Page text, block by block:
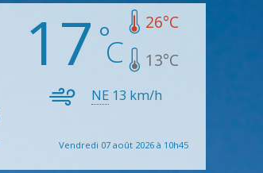
17 26°C
13°C
NE 13 km/h
Vendredi 07 août 2026 à 10h45